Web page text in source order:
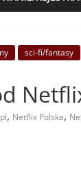
sci-fi/fantasy
, Netflix Polska,